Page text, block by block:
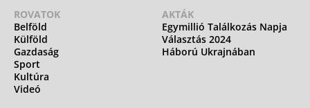
ROVATOK
Belföld
Külföld
Gazdaság
Sport
Kultúra
Videó
AKTÁK
Egymillió Találkozás Napja
Választás 2024
Háború Ukrajnában